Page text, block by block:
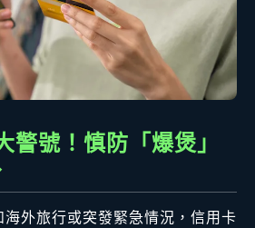
警號！慎防「爆煲」
外旅行或突發緊急情況，信用卡